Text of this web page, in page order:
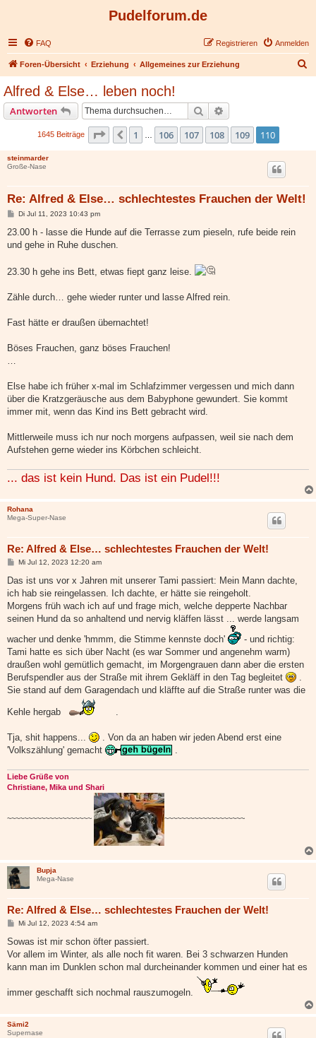
Pudelforum.de
FAQ Anmelden
Registrieren
Foren-Übersicht Erziehung Allgemeines zur Erziehung
Alfred & Else… leben noch!
Antworten Suche
1645 Beiträge Seite 110 von110
Vorherige
1 106 107 108 109 110
steinmarder
Große-Nase
Re: Alfred & Else… schlechtestes Frauchen der Welt!
B
i
r
Di Jul 11, 2023 10:43 pm
23.00 h - lasse die Hunde auf die Terrasse zum pieseln, rufe beide rein
und gehe in Ruhe duschen.
23.30 h gehe ins Bett, etwas fiept ganz leise.
Zähle durch… gehe wieder runter und lasse Alfred rein.
Fast hätte er draußen übernachtet!
Böses Frauchen, ganz böses Frauchen!
…
Else habe ich früher x-mal im Schlafzimmer vergessen und mich dann
über die Kratzgeräusche aus dem Babyphone gewundert. Sie kommt
immer mit, wenn das Kind ins Bett gebracht wird.
Mittlerweile muss ich nur noch morgens aufpassen, weil sie nach dem
Aufstehen gerne wieder ins Körbchen schleicht.
... das ist kein Hund. Das ist ein Pudel!!!
Rohana
Mega-Super-Nase
Re: Alfred & Else… schlechtestes Frauchen der Welt!
B
i
r
a
Mi Jul 12, 2023 12:20 am
Das ist uns vor x Jahren mit unserer Tami passiert: Mein Mann dachte,
ich hab sie reingelassen. Ich dachte, er hätte sie reingeholt.
Morgens früh wach ich auf und frage mich, welche depperte Nachbar
seinen Hund da so anhaltend und nervig kläffen lässt ... werde langsam
wacher und denke 'hmmm, die Stimme kennste doch'
- und richtig:
Tami hatte es sich über Nacht (es war Sommer und angenehm warm)
draußen wohl gemütlich gemacht, im Morgengrauen dann aber die ersten
Berufspendler aus der Straße mit ihrem Gekläff in den Tag begleitet
.
Sie stand auf dem Garagendach und kläffte auf die Straße runter was die
Kehle hergab .
Tja, shit happens...
. Von da an haben wir jeden Abend erst eine
'Volkszählung' gemacht
.
Liebe Grüße von
Christiane, Mika und Shari
~~~~~~~~~~~~~~~~~~~~ ~~~~~~~~~~~~~~~~~~~
Bupja
Mega-Nase
Re: Alfred & Else… schlechtestes Frauchen der Welt!
B
i
r
a
Mi Jul 12, 2023 4:54 am
Sowas ist mir schon öfter passiert.
Vor allem im Winter, als alle noch fit waren. Bei 3 schwarzen Hunden
kann man im Dunklen schon mal durcheinander kommen und einer hat es
immer geschafft sich nochmal rauszumogeln.
Sämi2
Supernase